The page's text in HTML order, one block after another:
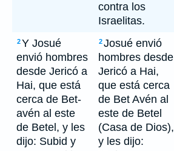
contra los
Israelitas.
2Y Josué
envió hombres
desde Jericó a
Hai, que está
cerca de Bet-
avén al este
de Betel, y les
dijo: Subid y
2Josué envió
hombres desde
Jericó a Hai,
que está cerca
de Bet Avén al
este de Betel
(Casa de Dios),
y les dijo: